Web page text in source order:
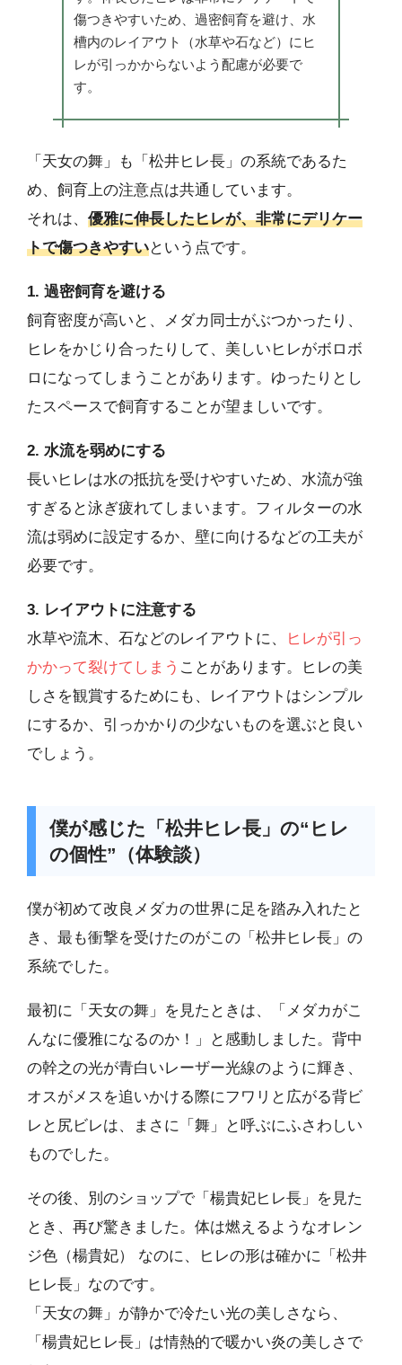
傷つきやすいため、過密飼育を避け、水
槽内のレイアウト（水草や石など）にヒ
レが引っかからないよう配慮が必要で
す。
「天女の舞」も「松井ヒレ長」の系統であるた
め、飼育上の注意点は共通しています。
それは、 優雅に伸長したヒレが、非常にデリケー
トで傷つきやすいという点です。
1. 過密飼育を避ける
飼育密度が高いと、メダカ同士がぶつかったり、
ヒレをかじり合ったりして、美しいヒレがボロボ
ロになってしまうことがあります。ゆったりとし
たスペースで飼育することが望ましいです。
2. 水流を弱めにする
長いヒレは水の抵抗を受けやすいため、水流が強
すぎると泳ぎ疲れてしまいます。フィルターの水
流は弱めに設定するか、壁に向けるなどの工夫が
必要です。
3. レイアウトに注意する
水草や流木、石などのレイアウトに、
ヒレが引っ
かかって裂けてしまう ことがあります。ヒレの美
しさを観賞するためにも、レイアウトはシンプル
にするか、引っかかりの少ないものを選ぶと良い
でしょう。
僕が感じた「松井ヒレ長」の“ヒレ
の個性”（体験談）
僕が初めて改良メダカの世界に足を踏み入れたと
き、最も衝撃を受けたのがこの「松井ヒレ長」の
系統でした。
最初に「天女の舞」を見たときは、「メダカがこ
んなに優雅になるのか！」と感動しました。背中
の幹之の光が青白いレーザー光線のように輝き、
オスがメスを追いかける際にフワリと広がる背ビ
レと尻ビレは、まさに「舞」と呼ぶにふさわしい
ものでした。
その後、別のショップで「楊貴妃ヒレ長」を見た
とき、再び驚きました。体は燃えるようなオレン
ジ色（楊貴妃） なのに、ヒレの形は確かに「松井
ヒレ長」なのです。
「天女の舞」が静かで冷たい光の美しさなら、
「楊貴妃ヒレ長」は情熱的で暖かい炎の美しさで